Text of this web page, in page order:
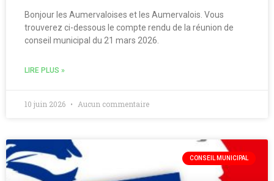
Bonjour les Aumervaloises et les Aumervalois. Vous
trouverez ci-dessous le compte rendu de la réunion de
conseil municipal du 21 mars 2026.
LIRE PLUS »
10 juin 2026 Aucun commentaire
CONSEIL MUNICIPAL